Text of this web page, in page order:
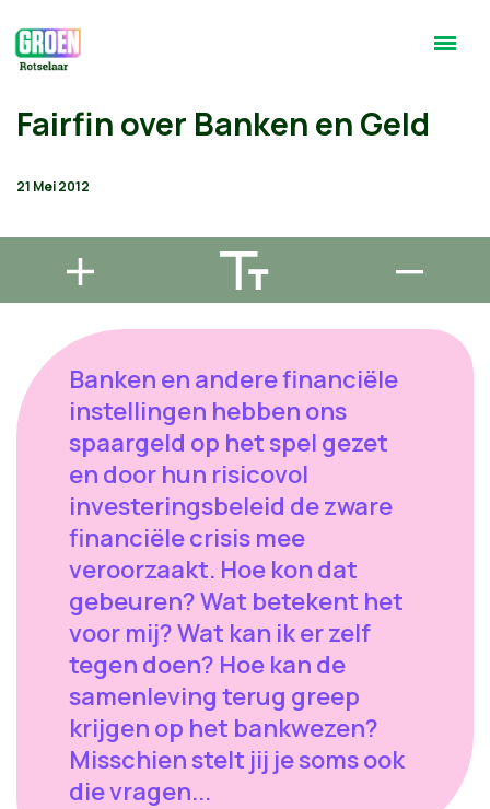
Fairfin over Banken en Geld
21 Mei 2012
Banken en andere financiële
instellingen hebben ons
spaargeld op het spel gezet
en door hun risicovol
investeringsbeleid de zware
financiële crisis mee
veroorzaakt. Hoe kon dat
gebeuren? Wat betekent het
voor mij? Wat kan ik er zelf
tegen doen? Hoe kan de
samenleving terug greep
krijgen op het bankwezen?
Misschien stelt jij je soms ook
die vragen...